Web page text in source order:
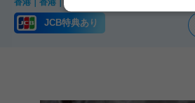
香港 香港
JCB特典あり